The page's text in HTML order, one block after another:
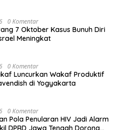
0 Komentar
7 Oktober Kasus Bunuh Diri
Meningkat
0 Komentar
Luncurkan Wakaf Produktif
di Yogyakarta
0 Komentar
Pola Penularan HIV Jadi Alarm
DPRD Jawa Tengah Dorong